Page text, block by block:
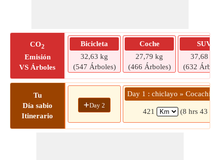
CO2
Emisión
VS Árboles
Bicicleta
32,63 kg
(547 Árboles)
Coche
27,79 kg
(466 Árboles)
SUV
37,68 kg
(632
Tu
Día sabio
Itinerario
+Day 2
Day 1 : chiclayo »
421 (8 hrs 43